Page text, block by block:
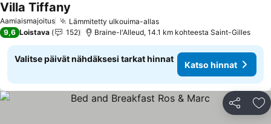
Aamiaismajoitus Lämmitetty ulkouima-allas
Villa Tiffany
9,6 Loistava 152 Braine-l'Alleud, 14.1 km kohteesta Saint-Gilles
Valitse päivät nähdäksesi tarkat hinnat
Katso hinnat
Jaa